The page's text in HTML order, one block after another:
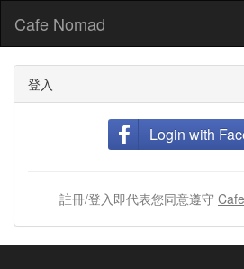
Cafe Nomad
登入
Login with
註冊/登入即代表您同意遵守